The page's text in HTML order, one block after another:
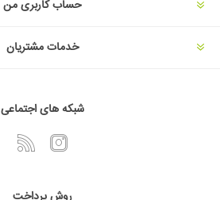
حساب کاربری من
خدمات مشتریان
شبکه های اجتماعی